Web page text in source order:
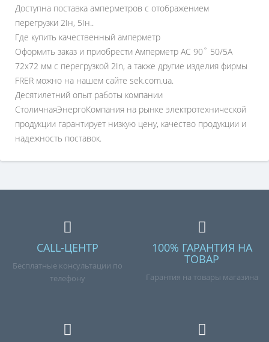
Доступна поставка амперметров с отображением
перегрузки 2Iн, 5Iн..
Где купить качественный амперметр
Оформить заказ и приобрести Амперметр AC 90˚ 50/5A
72x72 мм с перегрузкой 2In, а также другие изделия фирмы
FRER можно на нашем сайте sek.com.ua.
Десятилетний опыт работы компании
СтоличнаяЭнергоКомпания на рынке электротехнической
продукции гарантирует низкую цену, качество продукции и
надежность поставок.
CALL-ЦЕНТР
Бесплатные консультации по
телефону
100% ГАРАНТИЯ НА
ТОВАР
Гарантия на товары магазина